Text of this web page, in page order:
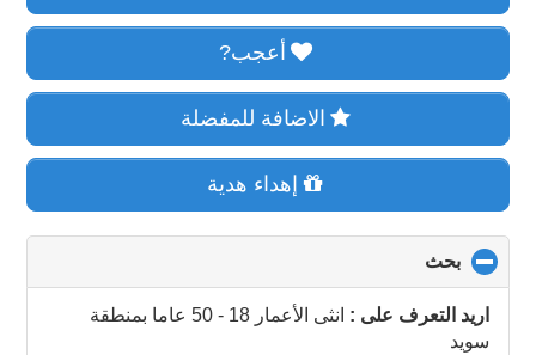
أعجب?
الاضافة للمفضلة
إهداء هدية
بحث
to
collapse
contents
اريد التعرف على : انثى الأعمار 18 - 50 عاما
بمنطقة
سويد